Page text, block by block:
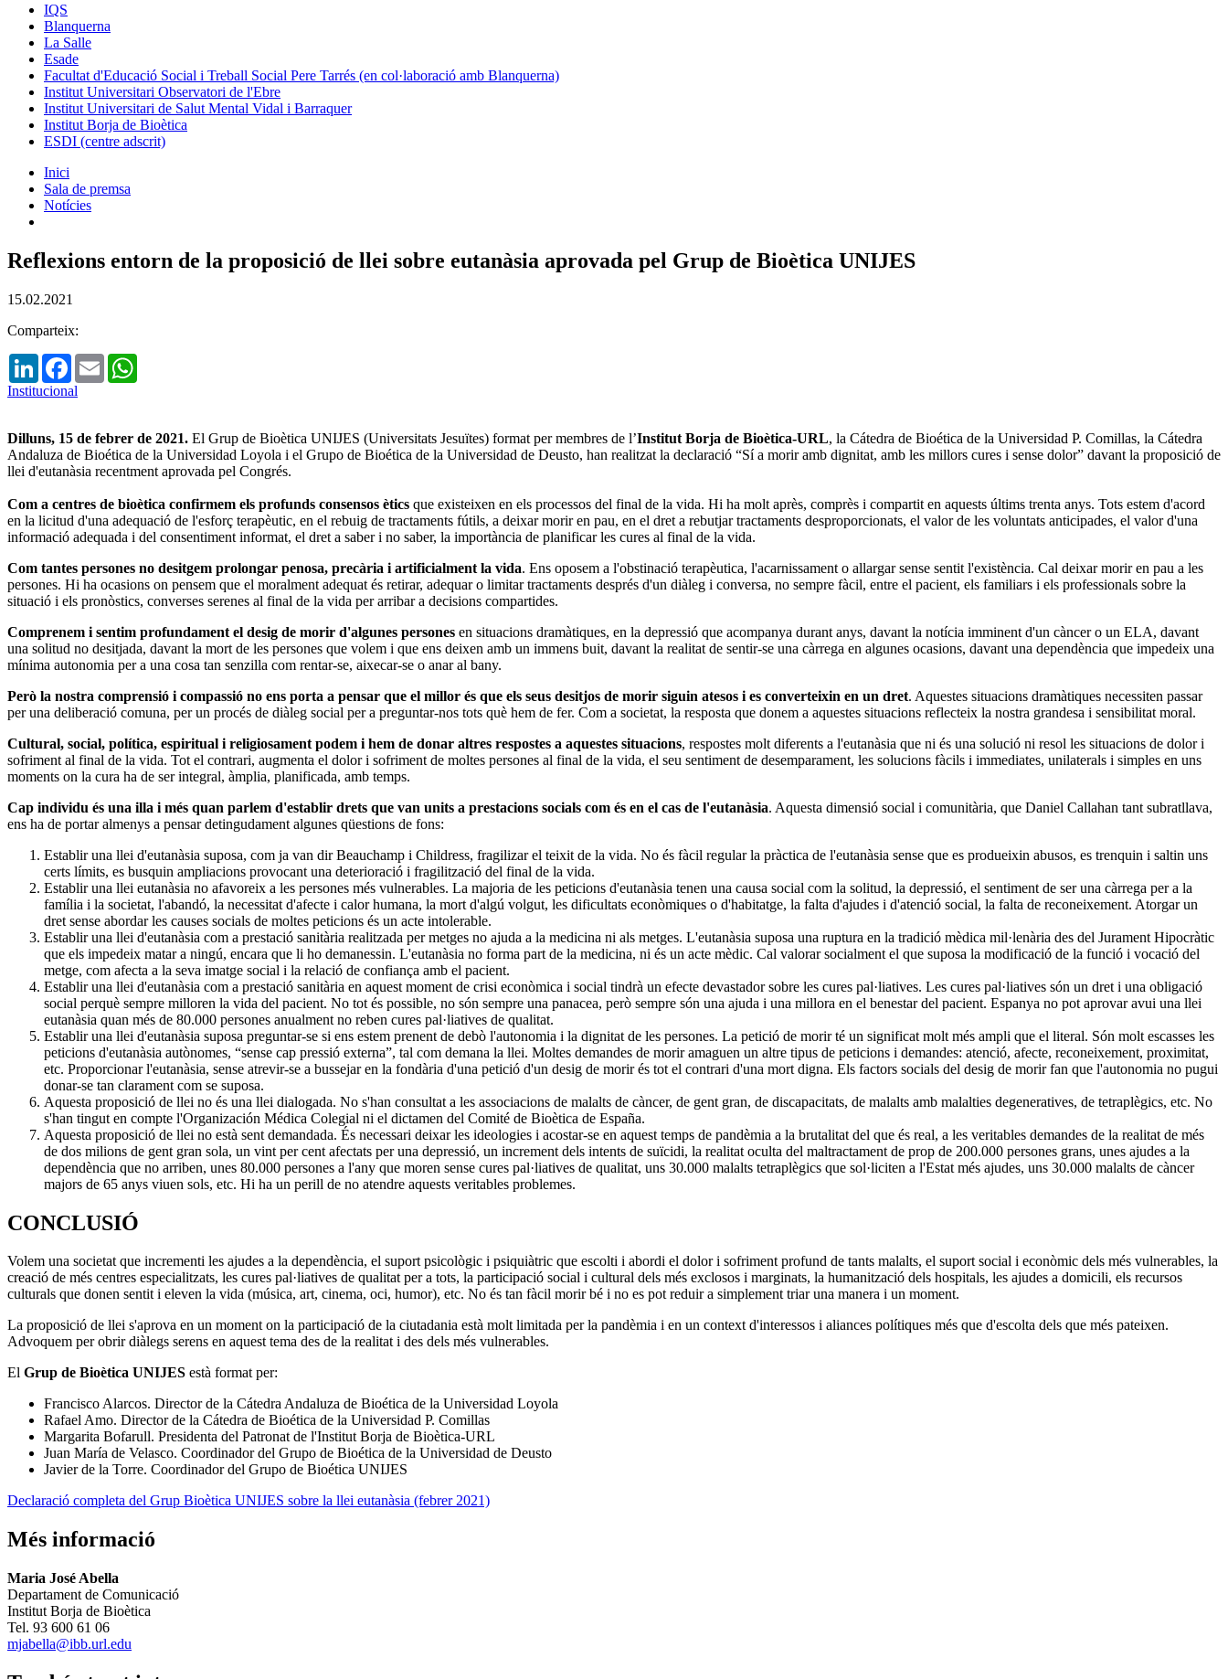
IQS
Blanquerna
La Salle
Esade
Facultat d'Educació Social i Treball Social Pere Tarrés (en col·laboració amb Blanquerna)
Institut Universitari Observatori de l'Ebre
Institut Universitari de Salut Mental Vidal i Barraquer
Institut Borja de Bioètica
ESDI (centre adscrit)
Inici
Sala de premsa
Notícies
Reflexions entorn de la proposició de llei sobre eutanàsia aprovada pel Grup de Bioètica UNIJES
15.02.2021
Comparteix:
LinkedInFacebook
Email
Institucional
Dilluns, 15 de febrer de 2021. El Grup de Bioètica UNIJES (Universitats Jesuïtes) format per membres de l’Institut Borja de Bioètica-URL, la Cátedra de Bioética de la Universidad P. Comillas, la Cátedra
Andaluza de Bioética de la Universidad Loyola i el Grupo de Bioética de la Universidad de Deusto, han realitzat la declaració “Sí a morir amb dignitat, amb les millors cures i sense dolor” davant la proposició de
llei d'eutanàsia recentment aprovada pel Congrés.
Com a centres de bioètica confirmem els profunds consensos ètics que existeixen en els processos del final de la vida. Hi ha molt après, comprès i compartit en aquests últims trenta anys. Tots estem d'acord
en la licitud d'una adequació de l'esforç terapèutic, en el rebuig de tractaments fútils, a deixar morir en pau, en el dret a rebutjar tractaments desproporcionats, el valor de les voluntats anticipades, el valor d'una
informació adequada i del consentiment informat, el dret a saber i no saber, la importància de planificar les cures al final de la vida.
Com tantes persones no desitgem prolongar penosa, precària i artificialment la vida. Ens oposem a l'obstinació terapèutica, l'acarnissament o allargar sense sentit l'existència. Cal deixar morir en pau a les
persones. Hi ha ocasions on pensem que el moralment adequat és retirar, adequar o limitar tractaments després d'un diàleg i conversa, no sempre fàcil, entre el pacient, els familiars i els professionals sobre la
situació i els pronòstics, converses serenes al final de la vida per arribar a decisions compartides.
Comprenem i sentim profundament el desig de morir d'algunes persones en situacions dramàtiques, en la depressió que acompanya durant anys, davant la notícia imminent d'un càncer o un ELA, davant
una solitud no desitjada, davant la mort de les persones que volem i que ens deixen amb un immens buit, davant la realitat de sentir-se una càrrega en algunes ocasions, davant una dependència que impedeix una
mínima autonomia per a una cosa tan senzilla com rentar-se, aixecar-se o anar al bany.
Però la nostra comprensió i compassió no ens porta a pensar que el millor és que els seus desitjos de morir siguin atesos i es converteixin en un dret. Aquestes situacions dramàtiques necessiten passar
per una deliberació comuna, per un procés de diàleg social per a preguntar-nos tots què hem de fer. Com a societat, la resposta que donem a aquestes situacions reflecteix la nostra grandesa i sensibilitat moral.
Cultural, social, política, espiritual i religiosament podem i hem de donar altres respostes a aquestes situacions, respostes molt diferents a l'eutanàsia que ni és una solució ni resol les situacions de dolor i
sofriment al final de la vida. Tot el contrari, augmenta el dolor i sofriment de moltes persones al final de la vida, el seu sentiment de desemparament, les solucions fàcils i immediates, unilaterals i simples en uns
moments on la cura ha de ser integral, àmplia, planificada, amb temps.
Cap individu és una illa i més quan parlem d'establir drets que van units a prestacions socials com és en el cas de l'eutanàsia. Aquesta dimensió social i comunitària, que Daniel Callahan tant subratllava,
ens ha de portar almenys a pensar detingudament algunes qüestions de fons:
Establir una llei d'eutanàsia suposa, com ja van dir Beauchamp i Childress, fragilizar el teixit de la vida. No és fàcil regular la pràctica de l'eutanàsia sense que es produeixin abusos, es trenquin i saltin uns
certs límits, es busquin ampliacions provocant una deterioració i fragilització del final de la vida.
Establir una llei eutanàsia no afavoreix a les persones més vulnerables. La majoria de les peticions d'eutanàsia tenen una causa social com la solitud, la depressió, el sentiment de ser una càrrega per a la
família i la societat, l'abandó, la necessitat d'afecte i calor humana, la mort d'algú volgut, les dificultats econòmiques o d'habitatge, la falta d'ajudes i d'atenció social, la falta de reconeixement. Atorgar un
dret sense abordar les causes socials de moltes peticions és un acte intolerable.
Establir una llei d'eutanàsia com a prestació sanitària realitzada per metges no ajuda a la medicina ni als metges. L'eutanàsia suposa una ruptura en la tradició mèdica mil·lenària des del Jurament Hipocràtic
que els impedeix matar a ningú, encara que li ho demanessin. L'eutanàsia no forma part de la medicina, ni és un acte mèdic. Cal valorar socialment el que suposa la modificació de la funció i vocació del
metge, com afecta a la seva imatge social i la relació de confiança amb el pacient.
Establir una llei d'eutanàsia com a prestació sanitària en aquest moment de crisi econòmica i social tindrà un efecte devastador sobre les cures pal·liatives. Les cures pal·liatives són un dret i una obligació
social perquè sempre milloren la vida del pacient. No tot és possible, no són sempre una panacea, però sempre són una ajuda i una millora en el benestar del pacient. Espanya no pot aprovar avui una llei
eutanàsia quan més de 80.000 persones anualment no reben cures pal·liatives de qualitat.
Establir una llei d'eutanàsia suposa preguntar-se si ens estem prenent de debò l'autonomia i la dignitat de les persones. La petició de morir té un significat molt més ampli que el literal. Són molt escasses les
peticions d'eutanàsia autònomes, “sense cap pressió externa”, tal com demana la llei. Moltes demandes de morir amaguen un altre tipus de peticions i demandes: atenció, afecte, reconeixement, proximitat,
etc. Proporcionar l'eutanàsia, sense atrevir-se a bussejar en la fondària d'una petició d'un desig de morir és tot el contrari d'una mort digna. Els factors socials del desig de morir fan que l'autonomia no pugui
donar-se tan clarament com se suposa.
Aquesta proposició de llei no és una llei dialogada. No s'han consultat a les associacions de malalts de càncer, de gent gran, de discapacitats, de malalts amb malalties degeneratives, de tetraplègics, etc. No
s'han tingut en compte l'Organización Médica Colegial ni el dictamen del Comité de Bioètica de España.
Aquesta proposició de llei no està sent demandada. És necessari deixar les ideologies i acostar-se en aquest temps de pandèmia a la brutalitat del que és real, a les veritables demandes de la realitat de més
de dos milions de gent gran sola, un vint per cent afectats per una depressió, un increment dels intents de suïcidi, la realitat oculta del maltractament de prop de 200.000 persones grans, unes ajudes a la
dependència que no arriben, unes 80.000 persones a l'any que moren sense cures pal·liatives de qualitat, uns 30.000 malalts tetraplègics que sol·liciten a l'Estat més ajudes, uns 30.000 malalts de càncer
majors de 65 anys viuen sols, etc. Hi ha un perill de no atendre aquests veritables problemes.
CONCLUSIÓ
Volem una societat que incrementi les ajudes a la dependència, el suport psicològic i psiquiàtric que escolti i abordi el dolor i sofriment profund de tants malalts, el suport social i econòmic dels més vulnerables, la
creació de més centres especialitzats, les cures pal·liatives de qualitat per a tots, la participació social i cultural dels més exclosos i marginats, la humanització dels hospitals, les ajudes a domicili, els recursos
culturals que donen sentit i eleven la vida (música, art, cinema, oci, humor), etc. No és tan fàcil morir bé i no es pot reduir a simplement triar una manera i un moment.
La proposició de llei s'aprova en un moment on la participació de la ciutadania està molt limitada per la pandèmia i en un context d'interessos i aliances polítiques més que d'escolta dels que més pateixen.
Advoquem per obrir diàlegs serens en aquest tema des de la realitat i des dels més vulnerables.
El Grup de Bioètica UNIJES està format per:
Francisco Alarcos. Director de la Cátedra Andaluza de Bioética de la Universidad Loyola
Rafael Amo. Director de la Cátedra de Bioética de la Universidad P. Comillas
Margarita Bofarull. Presidenta del Patronat de l'Institut Borja de Bioètica-URL
Juan María de Velasco. Coordinador del Grupo de Bioética de la Universidad de Deusto
Javier de la Torre. Coordinador del Grupo de Bioética UNIJES
Declaració completa del Grup Bioètica UNIJES sobre la llei eutanàsia (febrer 2021)
Més informació
Maria José Abella
Departament de Comunicació
Institut Borja de Bioètica
Tel. 93 600 61 06
mjabella@ibb.url.edu